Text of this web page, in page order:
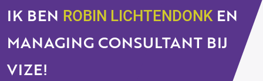
IK BEN ROBIN LICHTENDONKEN
MANAGING CONSULTANT BIJ
VIZE!